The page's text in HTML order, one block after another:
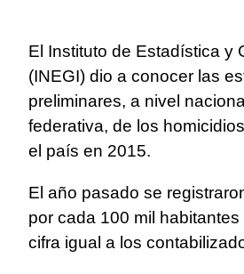
El Instituto de Estadística y
(INEGI) dio a conocer las
preliminares, a nivel
federativa, de los
el país en 2015.
El año pasado se
por cada 100 mil
cifra igual a los